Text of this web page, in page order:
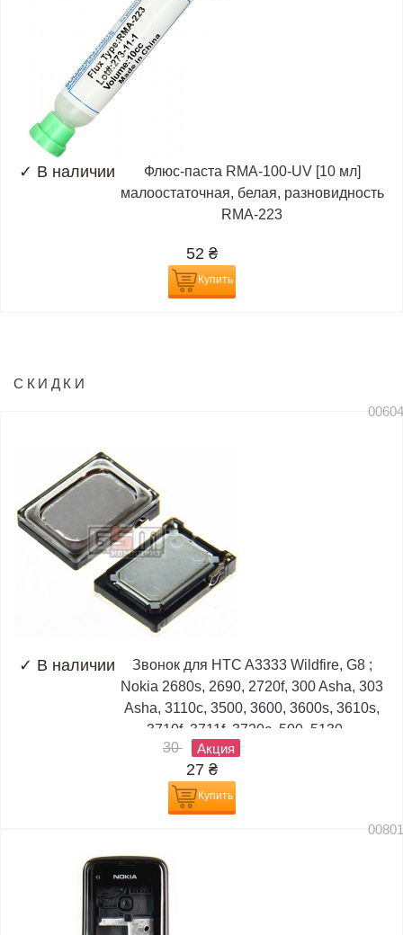
✓ В наличии
Флюс-паста RMA-100-UV [10 мл]
малоостаточная, белая, разновидность
RMA-223
52 ₴
Купить
СКИДКИ
✓ В наличии
Звонок для HTC A3333 Wildfire, G8 ;
Nokia 2680s, 2690, 2720f, 300 Asha, 303
Asha, 3110c, 3500, 3600, 3600s, 3610s,
3710f, 3711f, 3720c, 500, 5130,...
30
Акция
27 ₴
Купить